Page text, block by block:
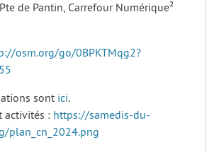
de Pantin, Carrefour Numérique²
osm.org/go/0BPKTMqg2?
sont ici.
activités : https://samedis-du-
plan_cn_2024.png